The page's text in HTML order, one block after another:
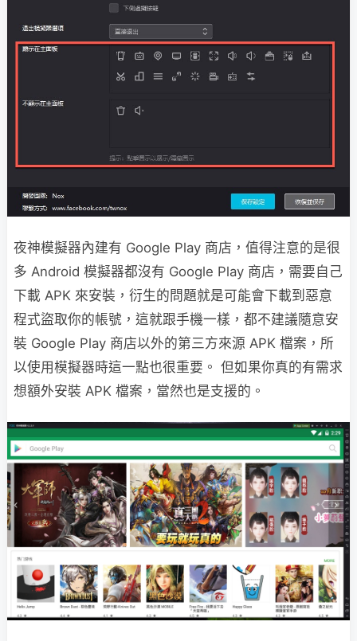
夜神模擬器內建有 Google Play 商店，值得注意的是很
多 Android 模擬器都沒有 Google Play 商店，需要自己
下載 APK 來安裝，衍生的問題就是可能會下載到惡意
程式盜取你的帳號，這就跟手機一樣，都不建議隨意安
裝 Google Play 商店以外的第三方來源 APK 檔案，所
以使用模擬器時這一點也很重要。 但如果你真的有需求
想額外安裝 APK 檔案，當然也是支援的。